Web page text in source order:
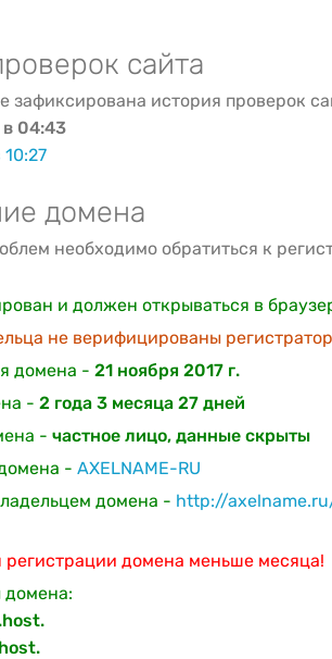
сайта
зафиксирована история проверок
в 04:43
домена
необходимо обратиться к
и должен открываться в
не верифицированы
домена - 21 ноября 2017 г.
- 2 года 3 месяца 27 дней
- частное лицо, данные скрыты
- AXELNAME-RU
домена - http://
регистрации домена меньше месяца!
домена: